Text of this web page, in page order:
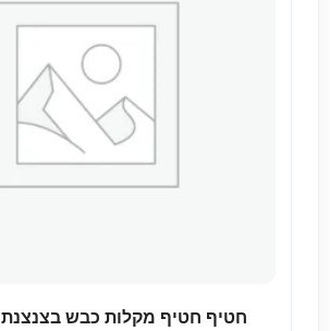
חטיף חטיף מקלות כבש בצנצנת 400 גרם